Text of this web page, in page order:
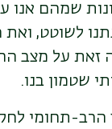
שמהם אנו
לשוטט,
זאת על מצב
שטמון בנו.
הרב-תחומי